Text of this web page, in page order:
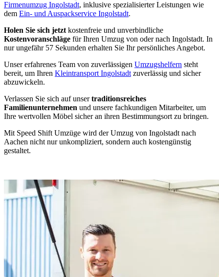
Firmenumzug Ingolstadt, inklusive spezialisierter Leistungen wie
dem Ein- und Auspackservice Ingolstadt.
Holen Sie sich jetzt kostenfreie und unverbindliche
Kostenvoranschläge für Ihren Umzug von oder nach Ingolstadt. In
nur ungefähr 57 Sekunden erhalten Sie Ihr persönliches Angebot.
Unser erfahrenes Team von zuverlässigen Umzugshelfern steht
bereit, um Ihren Kleintransport Ingolstadt zuverlässig und sicher
abzuwickeln.
Verlassen Sie sich auf unsertraditionsreiches
Familienunternehmen und unsere fachkundigen Mitarbeiter, um
Ihre wertvollen Möbel sicher an ihren Bestimmungsort zu bringen.
Mit Speed Shift Umzüge wird der Umzug von Ingolstadt nach
Aachen nicht nur unkompliziert, sondern auch kostengünstig
gestaltet.